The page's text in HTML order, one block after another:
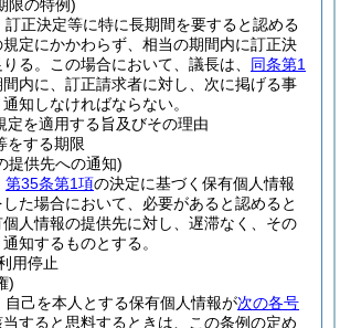
限の特例)
訂正決定等に特に長期間を要すると認める
規定にかかわらず、相当の期間内に訂正決
る。
この場合において、議長は、 同条第1
内に、訂正請求者に対し、次に掲げる事
知しなければならない。
定を適用する旨及びその理由
をする期限
提供先への通知)
第35条第1項の決定に基づく保有個人情報
た場合において、必要があると認めると
人情報の提供先に対し、遅滞なく、その
知するものとする。
用停止
)
自己を本人とする保有個人情報が次の各号
すると思料するときは、この条例の定め